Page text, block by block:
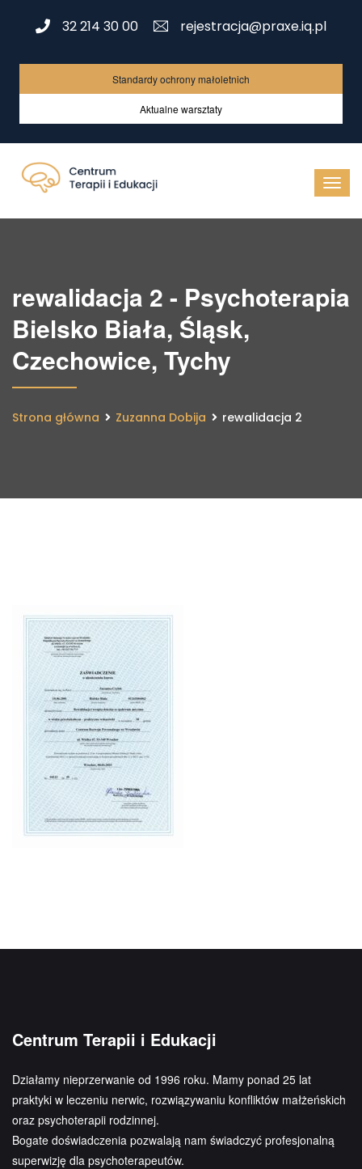
32 214 30 00 rejestracja@praxe.iq.pl
Standardy ochrony małoletnich
Aktualne warsztaty
rewalidacja 2 - Psychoterapia
Bielsko Biała, Śląsk,
Czechowice, Tychy
Strona główna Zuzanna Dobija rewalidacja 2
Centrum Terapii i Edukacji
Działamy nieprzerwanie od 1996 roku. Mamy ponad 25 lat
praktyki w leczeniu nerwic, rozwiązywaniu konfliktów małżeńskich
oraz psychoterapii rodzinnej.
Bogate doświadczenia pozwalają nam świadczyć profesjonalną
superwizję dla psychoterapeutów.